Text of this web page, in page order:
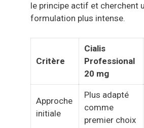
le principe actif et cherchent
formulation plus intense.
Critère
Cialis
Professional
20 mg
Approche
initiale
Plus adapté
comme
premier choix